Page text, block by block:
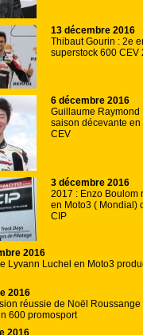
13 décembre 2016
Thibaut Gourin : 2e
superstock 600 CEV
6 décembre 2016
Guillaume Raymond
saison décevante en
CEV
3 décembre 2016
2017 : Enzo Boulom
en Moto3 ( Mondial)
CIP
2016
Lyvann Luchel en Moto3
2016
réussie de Noël Roussange
600 promosport
2016